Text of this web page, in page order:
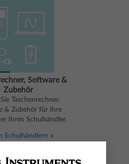
Software &
Zubehör
Taschenrechner,
& Zubehör für Ihre
Ihren Schulhändler.
Schulhändlern